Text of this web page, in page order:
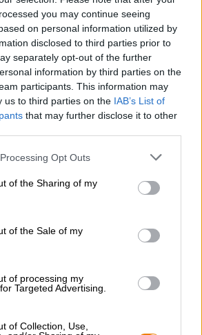
you may continue seeing
on personal information utilized by
disclosed to third parties prior to
separately opt-out of the further
information by third parties on the
participants. This information may
us to third parties on the IAB’s List of
that may further disclose it to other
Opt Outs
of the Sharing of my
of the Sale of my
of processing my
Targeted Advertising.
of Collection, Use,
®